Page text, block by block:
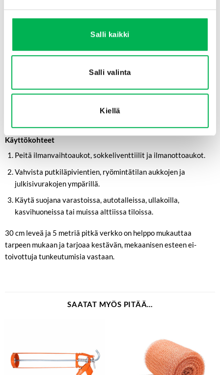
Salli kaikki
Salli valinta
Kiellä
Varmista, että verkko peittää koko aukon ja jätä hieman
Kiinnitä verkko tukevasti ruuveilla, aluslevyillä, niiteillä tai
muilla sopivilla kiinnikkeillä alustan mukaan.
Tarkista, ettei reunoille jää rakoja, joista jyrsijät voivat päästä
Käyttökohteet
Peitä ilmanvaihtoaukot, sokkeliventtiilit ja ilmanottoaukot.
Vahvista putkiläpivientien, ryömintätilan aukkojen ja
julkisivurakojen ympärillä.
Käytä suojana varastoissa, autotalleissa, ullakoilla,
kasvihuoneissa tai muissa alttiissa tiloissa.
30 cm leveä ja 5 metriä pitkä verkko on helppo mukauttaa
tarpeen mukaan ja tarjoaa kestävän, mekaanisen esteen ei-
toivottuja tunkeutumisia vastaan.
SAATAT MYÖS PITÄÄ...